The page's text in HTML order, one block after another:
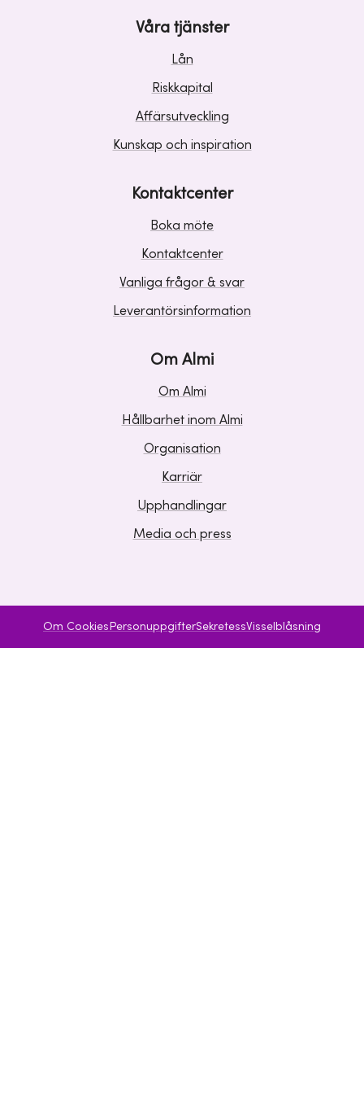
Våra tjänster
Lån
Riskkapital
Affärsutveckling
Kunskap och inspiration
Kontaktcenter
Boka möte
Kontaktcenter
Vanliga frågor & svar
Leverantörsinformation
Om Almi
Om Almi
Hållbarhet inom Almi
Organisation
Karriär
Upphandlingar
Media och press
Om CookiesPersonuppgifterSekretessVisselblåsning